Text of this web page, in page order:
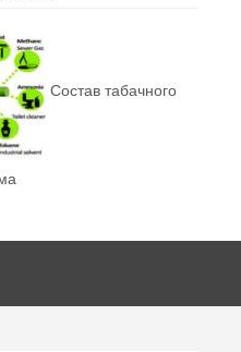
Состав табачного